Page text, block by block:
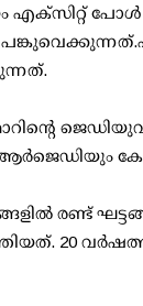
എക്സിറ്റ്
ആര്‍ജെഡിയും
രണ്ട്
20